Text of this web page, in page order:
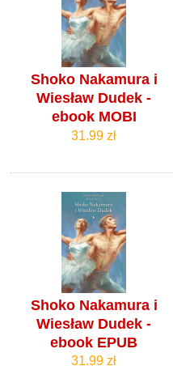
Shoko Nakamura i
Wiesław Dudek -
ebook MOBI
31.99 zł
Shoko Nakamura i
Wiesław Dudek -
ebook EPUB
31.99 zł